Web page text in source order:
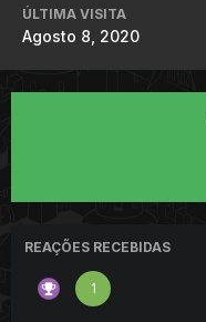
ÚLTIMA VISITA
Agosto 8, 2020
REAÇÕES RECEBIDAS
1